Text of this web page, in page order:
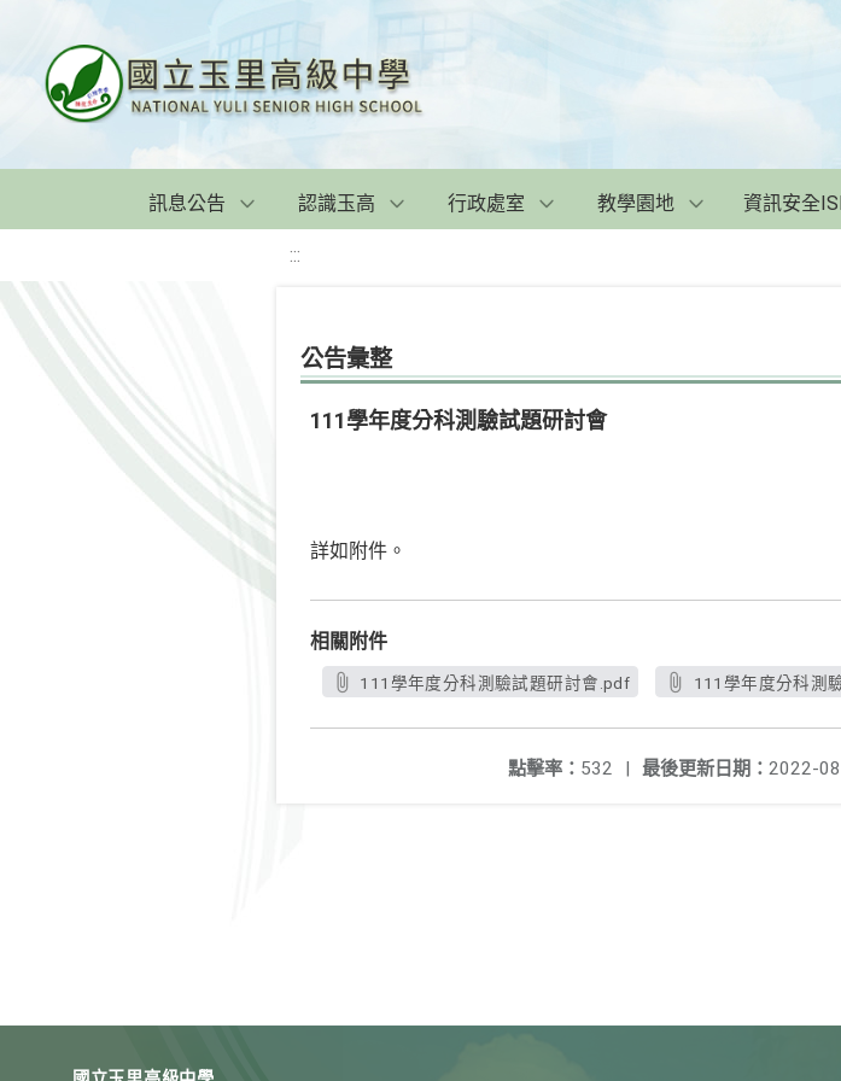
訊息公告 認識玉高 行政處室 教學園地 資訊安全
:::
公告彙整
111學年度分科測驗試題研討會
詳如附件。
相關附件
111學年度分科測驗試題研討會.pdf 111學年度分科測
最後更新日期： 2022-
點擊率： 532 |